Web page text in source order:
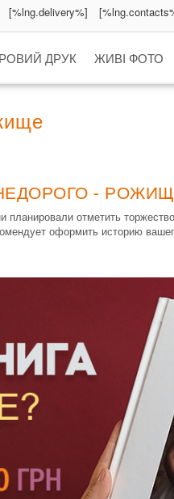
[%lng.delivery%]
ДРУК ЖИВІ ФОТО
-
отметить
оформить историю